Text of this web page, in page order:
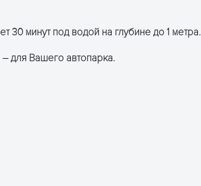
минут под водой на глубине до 1 метра.
для Вашего автопарка.